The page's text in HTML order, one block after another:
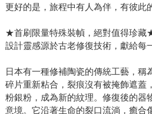
更好的是，旅程中有人為伴，有彼此
★首刷限量特殊裝幀，絕對值得珍藏
設計靈感源於古老修復技術，獻給每
日本有一種修補陶瓷的傳統工藝，稱
碎片重新粘合，裂痕沒有被掩飾遮蓋
粉銀粉，成為新的紋理。修復後的器
意境。它沿著生命的裂口流淌，癒合